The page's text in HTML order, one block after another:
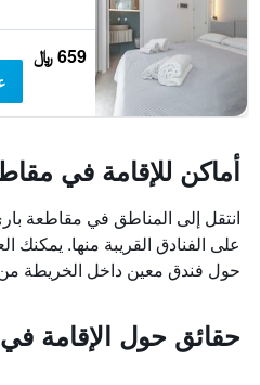
659 ﷼
أماكن للإقامة في
انتقل إلى المناطق في مقاطعة
على الفنادق القريبة منها. يمكنك
حول فندق معين داخل الخريطة
حقائق حول الإقامة